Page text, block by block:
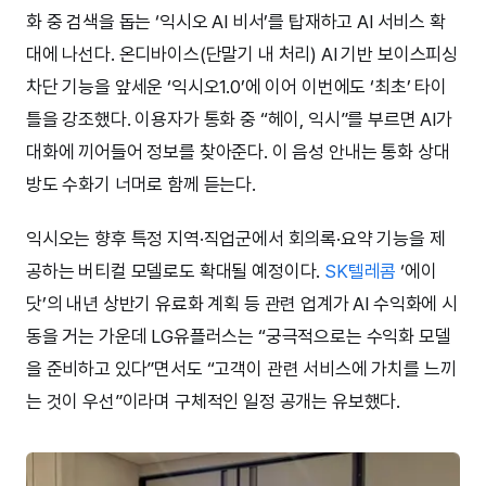
화 중 검색을 돕는 ‘익시오 AI 비서’를 탑재하고 AI 서비스 확
대에 나선다. 온디바이스(단말기 내 처리) AI 기반 보이스피싱
차단 기능을 앞세운 ‘익시오1.0’에 이어 이번에도 ‘최초’ 타이
틀을 강조했다. 이용자가 통화 중 “헤이, 익시”를 부르면 AI가
대화에 끼어들어 정보를 찾아준다. 이 음성 안내는 통화 상대
방도 수화기 너머로 함께 듣는다.
익시오는 향후 특정 지역·직업군에서 회의록·요약 기능을 제
공하는 버티컬 모델로도 확대될 예정이다. SK텔레콤 ‘에이
닷’의 내년 상반기 유료화 계획 등 관련 업계가 AI 수익화에 시
동을 거는 가운데 LG유플러스는 “궁극적으로는 수익화 모델
을 준비하고 있다”면서도 “고객이 관련 서비스에 가치를 느끼
는 것이 우선”이라며 구체적인 일정 공개는 유보했다.